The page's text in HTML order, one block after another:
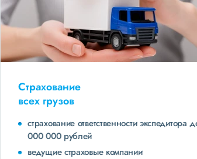
экспедитора до 40
свыше
пять